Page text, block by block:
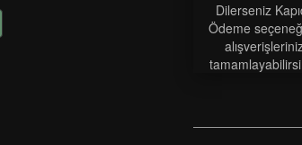
Dilerseniz
Ödeme